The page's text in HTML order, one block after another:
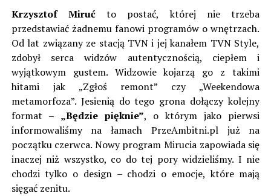
Krzysztof Mirućto postać, której nie trzeba
przedstawiać żadnemu fanowi programów o wnętrzach.
Od lat związany ze stacją TVN i jej kanałem TVN Style,
zdobył serca widzów autentycznością, ciepłem i
wyjątkowym gustem. Widzowie kojarzą go z takimi
hitami jak „Zgłoś remont” czy „Weekendowa
metamorfoza”. Jesienią do tego grona dołączy kolejny
format – „Będzie pięknie”, o którym jako pierwsi
informowaliśmy na łamach PrzeAmbitni.pl już na
początku czerwca. Nowy program Mirucia zapowiada się
inaczej niż wszystko, co do tej pory widzieliśmy. I nie
chodzi tylko o design – chodzi o emocje, które mają
sięgać zenitu.